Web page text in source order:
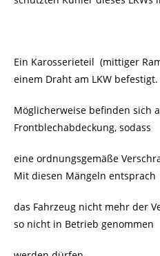
Ein Karosserieteil (mittiger
einem Draht am LKW befestigt.
Möglicherweise befinden sich
Frontblechabdeckung, sodass
eine ordnungsgemäße
Mit diesen Mängeln entsprach
das Fahrzeug nicht mehr der
so nicht in Betrieb genommen